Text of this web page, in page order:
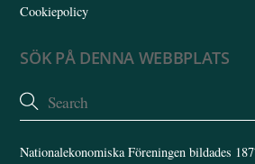
Cookiepolicy
SÖK PÅ DENNA WEBBPLATS
Nationalekonomiska Föreningen bildades